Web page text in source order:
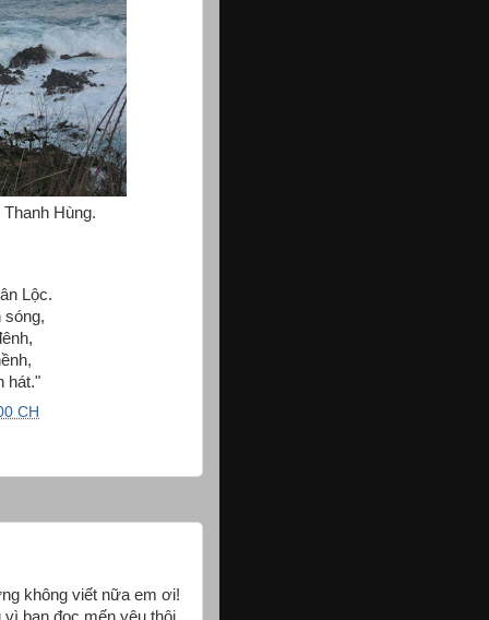
Hùng.
Lộc.
hát."
CH
không viết nữa em ơi!